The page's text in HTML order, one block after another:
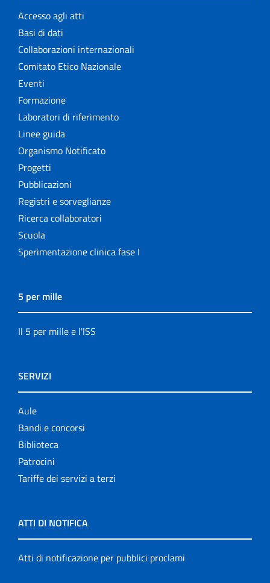
Accesso agli atti
Basi di dati
Collaborazioni internazionali
Comitato Etico Nazionale
Eventi
Formazione
Laboratori di riferimento
Linee guida
Organismo Notificato
Progetti
Pubblicazioni
Registri e sorveglianze
Ricerca collaboratori
Scuola
Sperimentazione clinica fase I
5 per mille
Il 5 per mille e l'ISS
SERVIZI
Aule
Bandi e concorsi
Biblioteca
Patrocini
Tariffe dei servizi a terzi
ATTI DI NOTIFICA
Atti di notificazione per pubblici proclami